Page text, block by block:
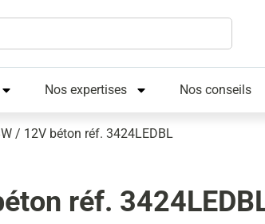
Nos expertises Nos conseils
/ 12V béton réf. 3424LEDBL
réf.